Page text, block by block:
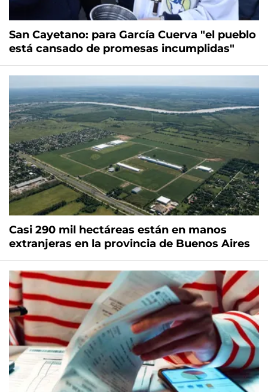
San Cayetano: para García Cuerva "el pueblo
está cansado de promesas incumplidas"
Casi 290 mil hectáreas están en manos
extranjeras en la provincia de Buenos Aires